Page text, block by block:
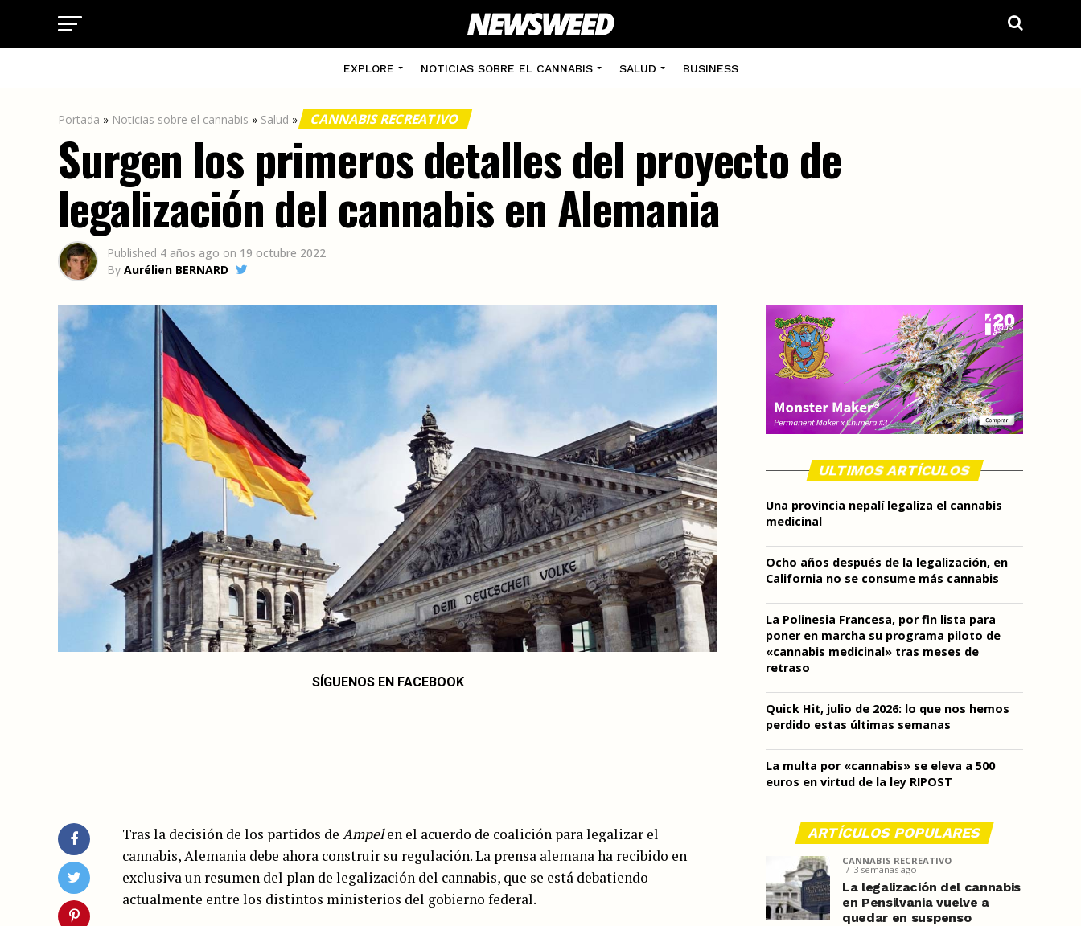
EXPLORE NOTICIAS SOBRE EL CANNABIS SALUD BUSINESS
Portada » Noticias sobre el cannabis » Salud » CANNABIS RECREATIVO
Surgen los primeros detalles del proyecto de
legalización del cannabis en Alemania
Published 4 años ago on 19 octubre 2022
By Aurélien BERNARD
SÍGUENOS EN FACEBOOK
Tras la decisión de los partidos de Ampelen el acuerdo de coalición para legalizar el
cannabis, Alemania debe ahora construir su regulación. La prensa alemana ha recibido en
exclusiva un resumen del plan de legalización del cannabis, que se está debatiendo
actualmente entre los distintos ministerios del gobierno federal.
ULTIMOS ARTÍCULOS
Una provincia nepalí legaliza el cannabis
medicinal
Ocho años después de la legalización, en
California no se consume más cannabis
La Polinesia Francesa, por fin lista para
poner en marcha su programa piloto de
«cannabis medicinal» tras meses de
retraso
Quick Hit, julio de 2026: lo que nos hemos
perdido estas últimas semanas
La multa por «cannabis» se eleva a 500
euros en virtud de la ley RIPOST
ARTÍCULOS POPULARES
CANNABIS RECREATIVO
3 semanas ago
La legalización del cannabis
en Pensilvania vuelve a
quedar en suspenso